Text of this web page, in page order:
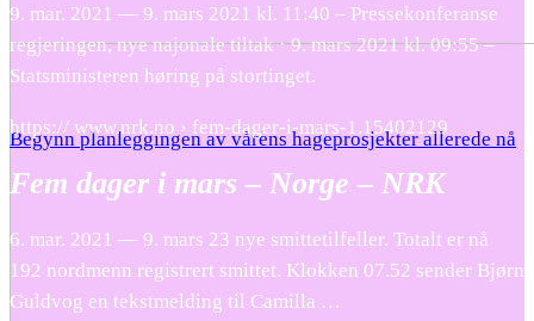
Begynn planleggingen av vårens hageprosjekter allerede nå
9. mar. 2021 — 9. mars 2021 kl. 11:40 – Pressekonferanse
regjeringen, nye najonale tiltak · 9. mars 2021 kl. 09:55 –
Statsministeren høring på stortinget.
https:// www.nrk.no › fem-dager-i-mars-1.15402129
Fem dager i mars – Norge – NRK
6. mar. 2021 — 9. mars 23 nye smittetilfeller. Totalt er nå
192 nordmenn registrert smittet. Klokken 07.52 sender Bjørn
Guldvog en tekstmelding til Camilla …